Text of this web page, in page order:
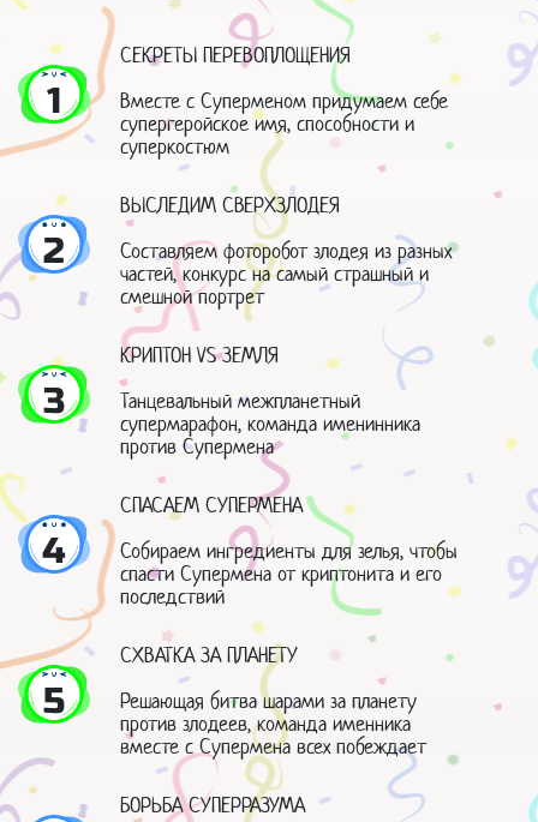
1
СЕКРЕТЫ ПЕРЕВОПЛОЩЕНИЯ
Вместе с Суперменом придумаем себе
супергеройское имя, способности и
суперкостюм
2
ВЫСЛЕДИМ СВЕРХЗЛОДЕЯ
Составляем фоторобот злодея из разных
частей, конкурс на самый страшный и
смешной портрет
3
КРИПТОН VS ЗЕМЛЯ
Танцевальный межпланетный
супермарафон, команда именинника
против Супермена
4
СПАСАЕМ СУПЕРМЕНА
Собираем ингредиенты для зелья, чтобы
спасти Супермена от криптонита и его
последствий
5
СХВАТКА ЗА ПЛАНЕТУ
Решающая битва шарами за планету
против злодеев, команда именника
вместе с Супермена всех побеждает
БОРЬБА СУПЕРРАЗУМА